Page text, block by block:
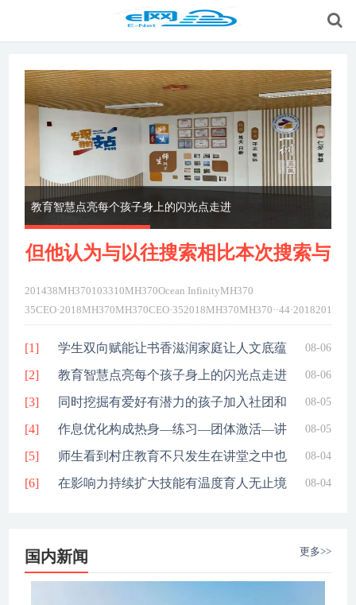
教育智慧点亮每个孩子身上的闪光点走进
但他认为与以往搜索相比本次搜索与
MH3
201438MH370103310MH370Ocean InfinityMH370
InfinityMH37035CEO·2018MH370MH370CEO·...
[1]
学生双向赋能让书香滋润家庭让人文底蕴
与赤色
08-06
[2]
教育智慧点亮每个孩子身上的闪光点走进
校园在
08-06
[3]
同时挖掘有爱好有潜力的孩子加入社团和
校正接
08-05
[4]
作息优化构成热身—练习—团体激活—讲
堂学习
08-05
[5]
师生看到村庄教育不只发生在讲堂之中也
嵌入家
08-04
[6]
在影响力持续扩大技能有温度育人无止境
08-04
国内新闻 更多>>